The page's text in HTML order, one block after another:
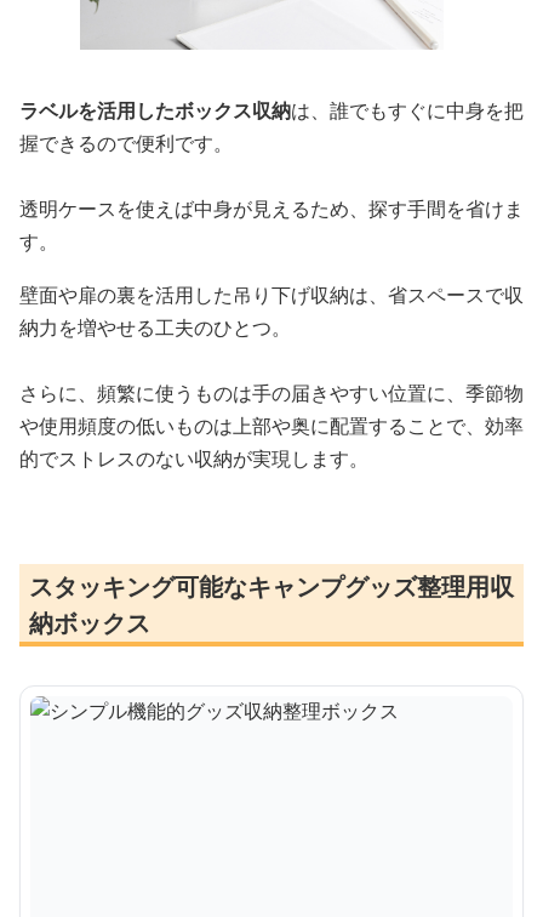
ラベルを活用したボックス収納は、誰でもすぐに中身を把
握できるので便利です。
透明ケースを使えば中身が見えるため、探す手間を省けま
す。
壁面や扉の裏を活用した吊り下げ収納は、省スペースで収
納力を増やせる工夫のひとつ。
さらに、頻繁に使うものは手の届きやすい位置に、季節物
や使用頻度の低いものは上部や奥に配置することで、効率
的でストレスのない収納が実現します。
スタッキング可能なキャンプグッズ整理用収
納ボックス